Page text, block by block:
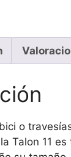
o
Talon 11